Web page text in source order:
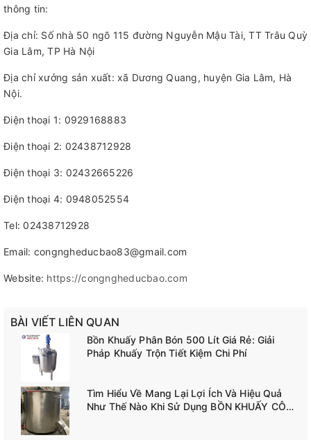
thông tin:
Địa chỉ: Số nhà 50 ngõ 115 đường Nguyễn Mậu Tài, TT Trâu Quỳ
Gia Lâm, TP Hà Nội
Địa chỉ xưởng sản xuất: xã Dương Quang, huyện Gia Lâm, Hà
Nội.
Điện thoại 1: 0929168883
Điện thoại 2: 02438712928
Điện thoại 3: 02432665226
Điện thoại 4: 0948052554
Tel: 02438712928
Email: congngheducbao83@gmail.com
Website: https://congngheducbao.com
BÀI VIẾT LIÊN QUAN
Bồn Khuấy Phân Bón 500 Lít Giá Rẻ: Giải
Pháp Khuấy Trộn Tiết Kiệm Chi Phí
Tìm Hiểu Về Mang Lại Lợi Ích Và Hiệu Quả
Như Thế Nào Khi Sử Dụng BỒN KHUẤY CÔNG